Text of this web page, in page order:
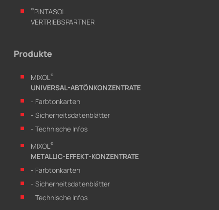
®PINTASOL
VERTRIEBSPARTNER
Produkte
MIXOL®
UNIVERSAL-ABTÖNKONZENTRATE
- Farbtonkarten
- Sicherheitsdatenblätter
- Technische Infos
MIXOL®
METALLIC-EFFEKT-KONZENTRATE
- Farbtonkarten
- Sicherheitsdatenblätter
- Technische Infos